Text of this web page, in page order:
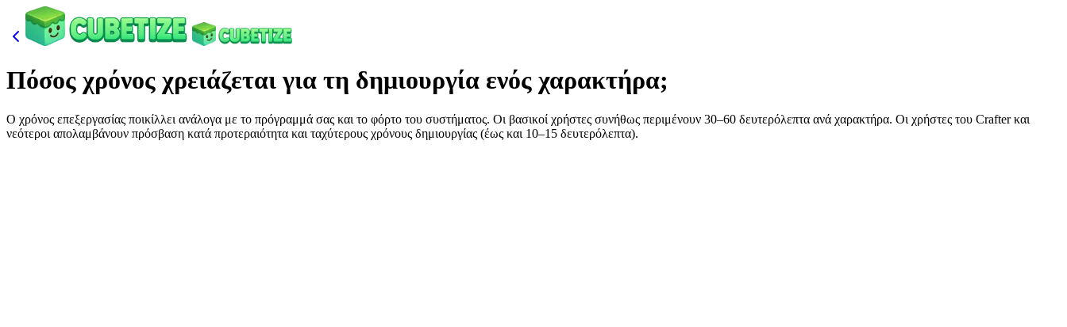
Πόσος χρόνος χρειάζεται για τη δημιουργία ενός χαρακτήρα;
Ο χρόνος επεξεργασίας ποικίλλει ανάλογα με το πρόγραμμά σας και το φόρτο του συστήματος. Οι βασικοί χρήστες συνήθως περιμένουν 30–60 δευτερόλεπτα ανά χαρακτήρα. Οι χρήστες του Crafter και
νεότεροι απολαμβάνουν πρόσβαση κατά προτεραιότητα και ταχύτερους χρόνους δημιουργίας (έως και 10–15 δευτερόλεπτα).